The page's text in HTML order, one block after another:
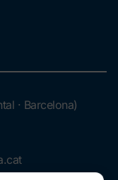
· Barcelona)